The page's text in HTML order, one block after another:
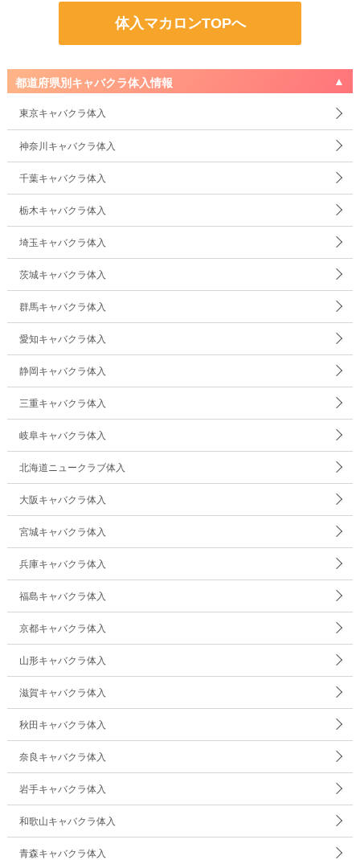
体入マカロンTOPへ
都道府県別キャバクラ体入情報
東京キャバクラ体入
神奈川キャバクラ体入
千葉キャバクラ体入
栃木キャバクラ体入
埼玉キャバクラ体入
茨城キャバクラ体入
群馬キャバクラ体入
愛知キャバクラ体入
静岡キャバクラ体入
三重キャバクラ体入
岐阜キャバクラ体入
北海道ニュークラブ体入
大阪キャバクラ体入
宮城キャバクラ体入
兵庫キャバクラ体入
福島キャバクラ体入
京都キャバクラ体入
山形キャバクラ体入
滋賀キャバクラ体入
秋田キャバクラ体入
奈良キャバクラ体入
岩手キャバクラ体入
和歌山キャバクラ体入
青森キャバクラ体入